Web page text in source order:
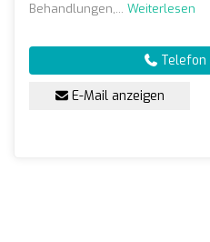
Behandlungen,... Weiterlesen
Telefon
E-Mail anzeigen